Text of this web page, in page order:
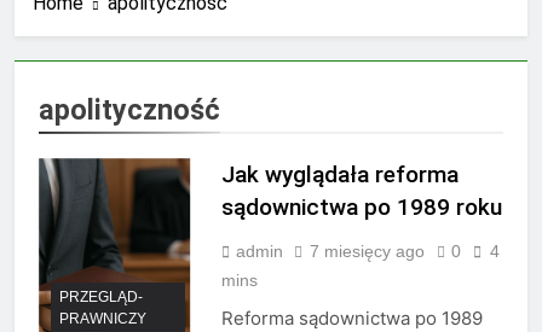
apolityczność
PRZEGLĄD-
PRAWNICZY
Jak wyglądała reforma
sądownictwa po 1989 roku
admin 7 miesięcy ago 0
4
mins
Reforma sądownictwa po 1989